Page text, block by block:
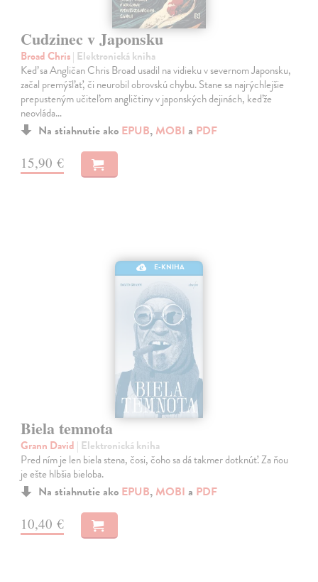
Cudzinec v Japonsku
Broad Chris| Elektronická kniha
Keď sa Angličan Chris Broad usadil na vidieku v severnom Japonsku,
začal premýšľať, či neurobil obrovskú chybu. Stane sa najrýchlejšie
prepusteným učiteľom angličtiny v japonských dejinách, keďže
neovláda…
Na stiahnutie ako EPUB, MOBI a PDF
15,90 €
E-KNIHA
Biela temnota
Grann David | Elektronická kniha
Pred ním je len biela stena, čosi, čoho sa dá takmer dotknúť. Za ňou
je ešte hlbšia bieloba.
Na stiahnutie ako EPUB, MOBI a PDF
10,40 €